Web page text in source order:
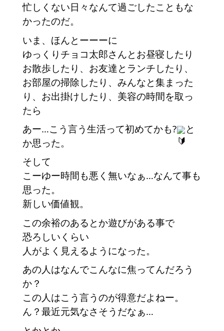
忙しくない日々なんて過ごしたこともな
かったのだ。
いま、ほんとーーーに
ゆっくりチョコ太郎さんとお昼寝したり
お散歩したり、お友達とランチしたり、
お部屋の掃除したり、みんなと集まった
り、お出掛けしたり、美容の時間を取っ
たら
あー…こう言う生活って初めてかも?
と
か思った。
そして
こーゆー時間も悪く無いなぁ…なんて事も
思った。
新しい価値観。
この余裕のあるとか遊びがある事で
恐ろしいくらい
人がよく見えるようになった。
あの人はなんでこんなに焦ってんだろう
か？
この人はこう言うのが得意だよねー。
ん？最近元気なさそうだなぁ…